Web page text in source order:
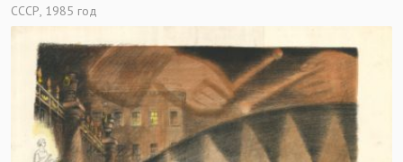
СССР, 1985 год